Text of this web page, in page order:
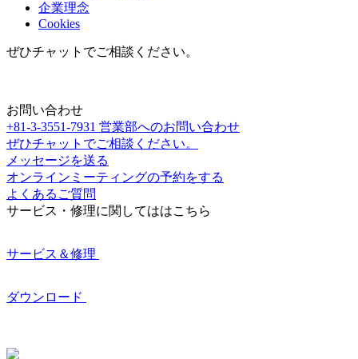
企業理念
Cookies
ぜひチャットでご相談ください。
お問い合わせ
+81-3-3551-7931 営業部へのお問い合わせ
ぜひチャットでご相談ください。
メッセージを送る
オンラインミーティングの予約をする
よくあるご質問
サービス・修理に関してははこちら
サービス＆修理
ダウンロード